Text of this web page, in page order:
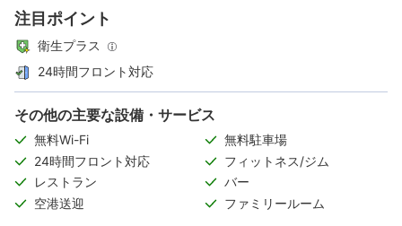
注目ポイント
衛生プラス
24時間フロント対応
その他の主要な設備・サービス
無料Wi-Fi
無料駐車場
24時間フロント対応
フィットネス/ジム
レストラン
バー
空港送迎
ファミリールーム